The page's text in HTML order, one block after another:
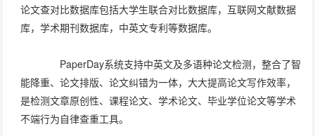
论文查对比数据库包括大学生联合对比数据库，互联网文献数据
库，学术期刊数据库，中英文专利等数据库。
PaperDay系统支持中英文及多语种论文检测，整合了智
能降重、论文排版、论文纠错为一体，大大提高论文写作效率，
是检测文章原创性、课程论文、学术论文、毕业学位论文等学术
不端行为自律查重工具。